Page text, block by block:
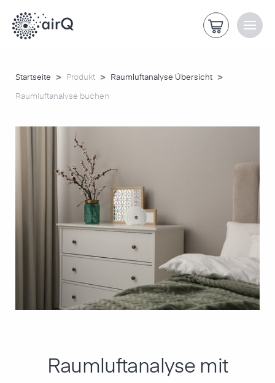
Startseite > Produkt > Raumluftanalyse Übersicht >
Raumluftanalyse buchen
Raumluft­analyse mit